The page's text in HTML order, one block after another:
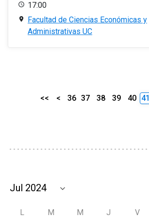
17:00
Facultad de Ciencias Económicas y
Administrativas UC
<< < 36 37 38 39 40 41
L M M J V